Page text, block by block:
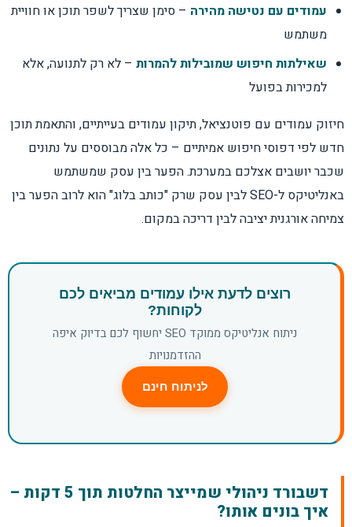
עמודים עם נטישה מהירה – סימן שצריך לשפר תוכן או חוויית
משתמש
שאילתות חיפוש שמובילות להמרות – לא רק לתנועה, אלא
למכירות בפועל
חיזוק עמודים עם פוטנציאל, תיקון עמודים בעייתיים, והתאמת תוכן
חדש לפי דפוסי חיפוש אמיתיים – כל אלה מבוססים על נתונים
שכבר יושבים אצלכם במערכת. הפער בין עסק שמשתמש
באנליטיקס ל-SEO לבין עסק שרק "כותב בלוג" הוא לרוב הפער בין
צמיחה אורגנית יציבה לבין דריכה במקום.
רוצים לדעת אילו עמודים מביאים לכם
לקוחות?
ניתוח אנליטיקס ממוקד SEO יחשוף לכם בדיוק איפה
ההזדמנויות
לניתוח חינם
דשבורד ניהולי שמייצר החלטות תוך 5 דקות –
איך בונים אותו?